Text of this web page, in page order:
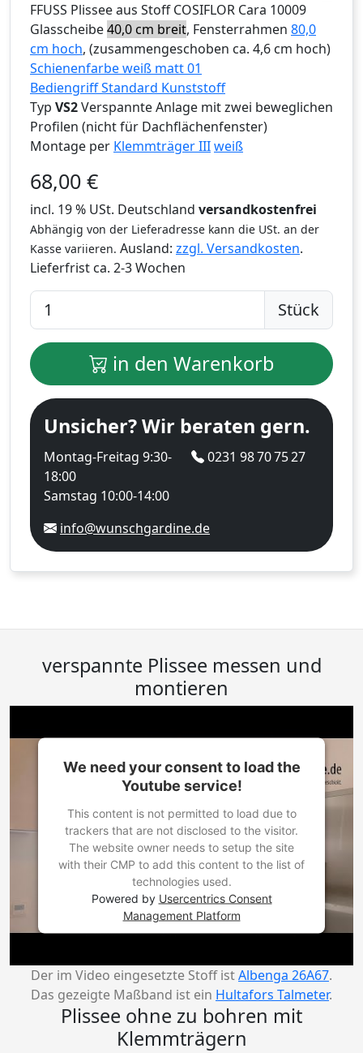
FFUSS Plissee aus Stoff COSIFLOR Cara 10009
Glasscheibe40,0 cm breit, Fensterrahmen 80,0
cm hoch, (zusammengeschoben ca. 4,6 cm hoch)
Schienenfarbe weiß matt 01
Bediengriff Standard Kunststoff
Typ VS2Verspannte Anlage mit zwei beweglichen
Profilen (nicht für Dachflächenfenster)
Montage per Klemmträger IIIweiß
68,00 €
incl. 19 % USt. Deutschland versandkostenfrei
Abhängig von der Lieferadresse kann die USt. an der
Kasse variieren. Ausland: zzgl. Versandkosten.
Lieferfrist ca. 2-3 Wochen
Stück
in den Warenkorb
Unsicher? Wir beraten gern.
Montag-Freitag 9:30-
18:00
Samstag 10:00-14:00
0231 98 70 75 27
info@wunschgardine.de
verspannte Plissee messen und
montieren
We need your consent to load the
Youtube service!
This content is not permitted to load due to
trackers that are not disclosed to the visitor.
The website owner needs to setup the site
with their CMP to add this content to the list of
technologies used.
Powered by Usercentrics Consent
Management Platform
Der im Video eingesetzte Stoff istAlbenga 26A67.
Das gezeigte Maßband ist ein Hultafors Talmeter.
Plissee ohne zu bohren mit
Klemmträgern